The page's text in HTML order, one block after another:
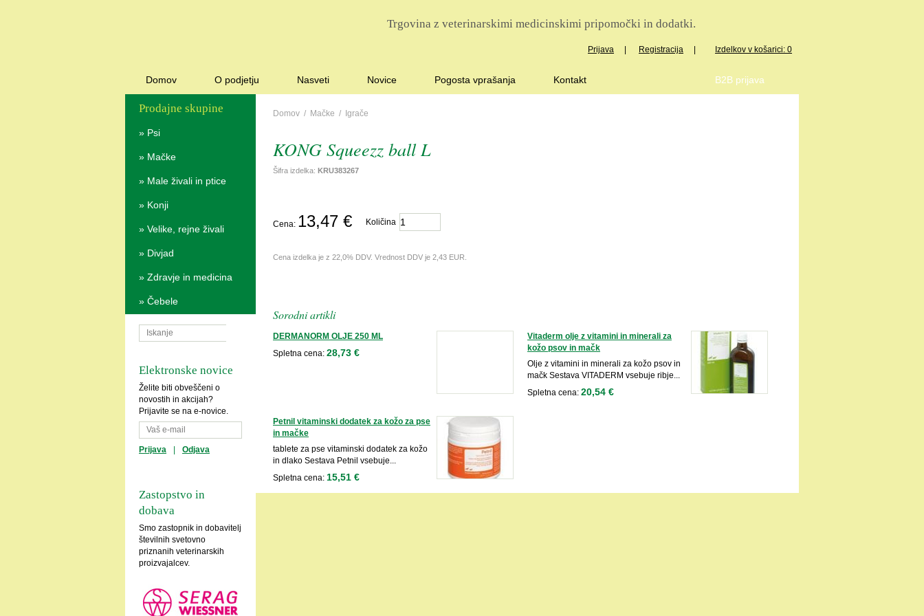
Trgovina z veterinarskimi medicinskimi pripomočki in dodatki.
Prijava Registracija Izdelkov v košarici: 0
Domov O podjetju Nasveti Novice Pogosta vprašanja Kontakt B2B prijava
Prodajne skupine
» Psi
» Mačke
» Male živali in ptice
» Konji
» Velike, rejne živali
» Divjad
» Zdravje in medicina
» Čebele
Elektronske novice
Želite biti obveščeni o
novostih in akcijah?
Prijavite se na e-novice.
Prijava Odjava
Zastopstvo in
dobava
Smo zastopnik in dobavitelj
številnih svetovno
priznanih veterinarskih
proizvajalcev.
Domov / Mačke / Igrače
KONG Squeezz ball L
Šifra izdelka: KRU383267
Cena: 13,47 € Količina
Cena izdelka je z 22,0% DDV. Vrednost DDV je 2,43 EUR.
Sorodni artikli
DERMANORM OLJE 250 ML
Spletna cena: 28,73 €
Vitaderm olje z vitamini in minerali za
kožo psov in mačk
Olje z vitamini in minerali za kožo psov in
mačk Sestava VITADERM vsebuje ribje...
Spletna cena: 20,54 €
Petnil vitaminski dodatek za kožo za pse
in mačke
tablete za pse vitaminski dodatek za kožo
in dlako Sestava Petnil vsebuje...
Spletna cena: 15,51 €